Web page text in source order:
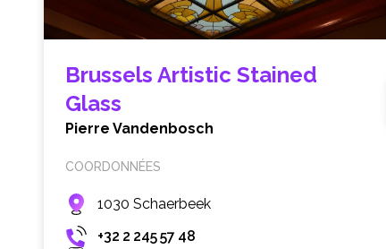
Brussels Artistic Stained
Glass
Pierre Vandenbosch
COORDONNÉES
1030 Schaerbeek
+32 2 245 57 48